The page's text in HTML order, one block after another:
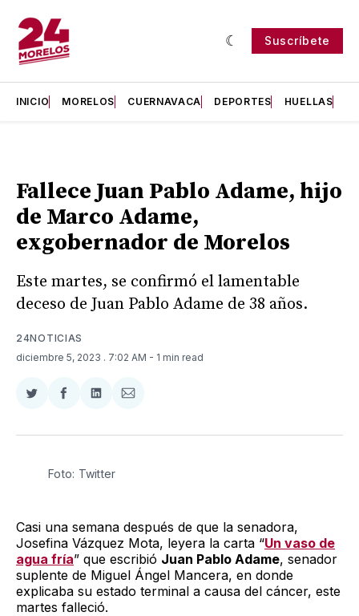
Suscríbete
INICIO MORELOS CUERNAVACA DEPORTES HUELLAS
Fallece Juan Pablo Adame, hijo
de Marco Adame,
exgobernador de Morelos
Este martes, se confirmó el lamentable
deceso de Juan Pablo Adame de 38 años.
24NOTICIAS
diciembre 5, 2023 . 7:02 AM - 1 min read
Compartir
Twitter
Compartir
Facebook
Compartir
LinkedIn
Compartir
Email
Foto: Twitter
Casi una semana después de que la senadora,
Josefina Vázquez Mota, leyera la carta “Un vaso de
agua fría” que escribió Juan Pablo Adame, senador
suplente de Miguel Ángel Mancera, en donde
explicaba su estado terminal a causa del cáncer, este
martes falleció.